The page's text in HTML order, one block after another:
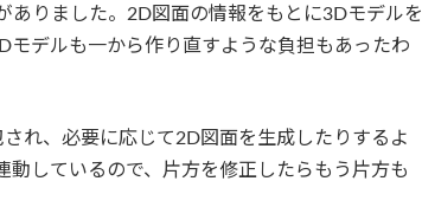
ありました。2D図面の情報をもとに3Dモデルを
デルも一から作り直すような負担もあったわ
れ、必要に応じて2D図面を生成したりするよ
しているので、片方を修正したらもう片方も